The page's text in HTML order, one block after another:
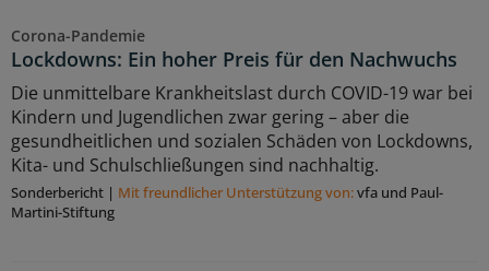
Corona-Pandemie
Lockdowns: Ein hoher Preis für den Nachwuchs
Die unmittelbare Krankheitslast durch COVID-19 war bei
Kindern und Jugendlichen zwar gering – aber die
gesundheitlichen und sozialen Schäden von Lockdowns,
Kita- und Schulschließungen sind nachhaltig.
Sonderbericht | Mit freundlicher Unterstützung von:vfa und Paul-
Martini-Stiftung